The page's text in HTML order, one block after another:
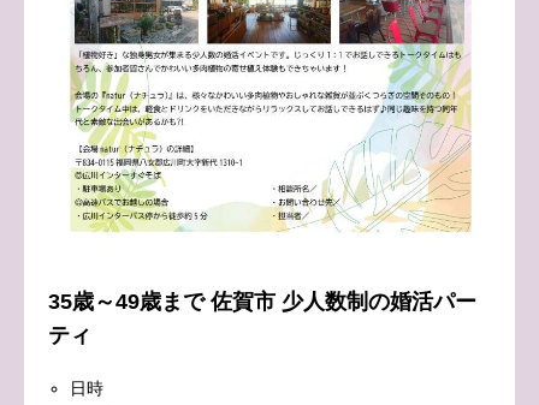
35歳～49歳まで 佐賀市 少人数制の婚活パー
ティ
日時